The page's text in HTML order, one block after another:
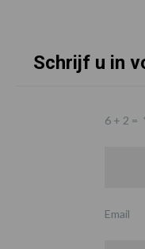
Schrijf u in
6 + 2 =
Email